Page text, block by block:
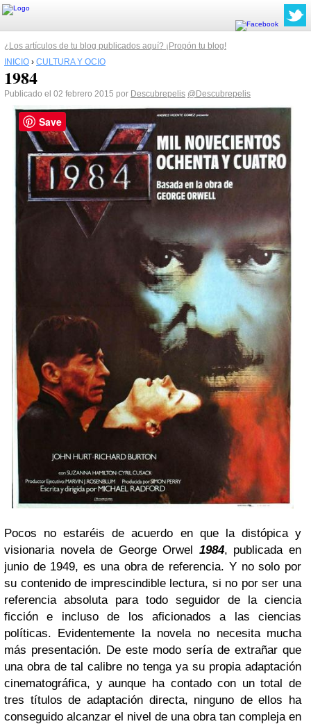
¿Los artículos de tu blog publicados aquí? ¡Propón tu blog!
INICIO › CULTURA Y OCIO
1984
Publicado el 02 febrero 2015 por Descubrepelis @Descubrepelis
Pocos no estaréis de acuerdo en que la distópica y
visionaria novela de George Orwel 1984, publicada en
junio de 1949, es una obra de referencia. Y no solo por
su contenido de imprescindible lectura, si no por ser una
referencia absoluta para todo seguidor de la ciencia
ficción e incluso de los aficionados a las ciencias
políticas. Evidentemente la novela no necesita mucha
más presentación. De este modo sería de extrañar que
una obra de tal calibre no tenga ya su propia adaptación
cinematográfica, y aunque ha contado con un total de
tres títulos de adaptación directa, ninguno de ellos ha
conseguido alcanzar el nivel de una obra tan compleja en
Save